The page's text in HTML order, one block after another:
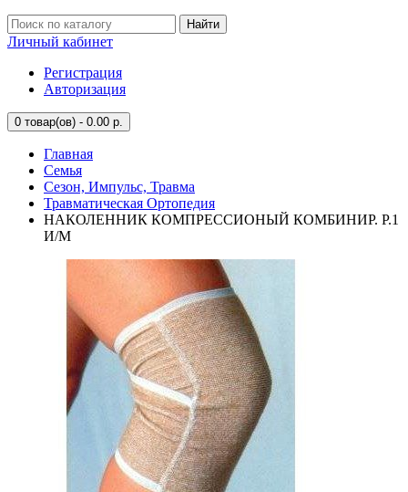
Найти
Личный кабинет
Регистрация
Авторизация
0 товар(ов) - 0.00 р.
Главная
Семья
Сезон, Импульс, Травма
Травматическая Ортопедия
НАКОЛЕННИК КОМПРЕССИОНЫЙ КОМБИНИР. Р.1
И/М